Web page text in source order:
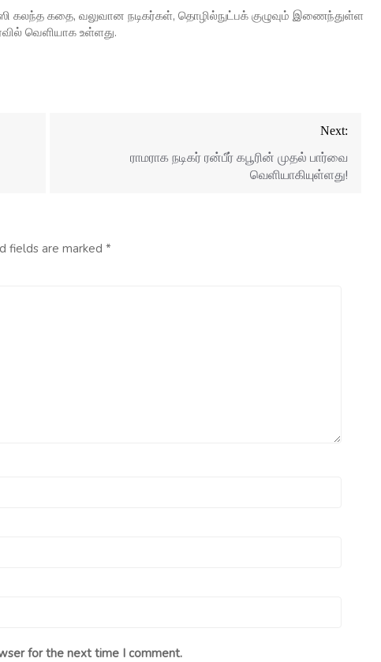
கலந்த கதை, வலுவான நடிகர்கள், தொழில்நுட்பக் குழுவும் இணைந்துள்ள
வெளியாக உள்ளது.
Next:
ராமராக நடிகர் ரன்பீர் கபூரின் முதல் பார்வை
வெளியாகியுள்ளது!
fields are marked *
for the next time I comment.